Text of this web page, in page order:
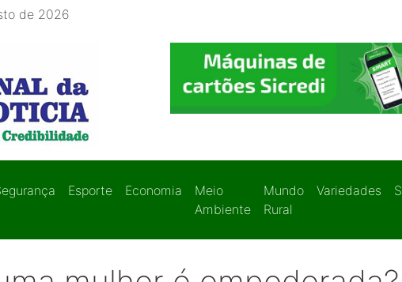
de 2026
Esporte Economia
Meio
Ambiente
Mundo
Rural
Variedades